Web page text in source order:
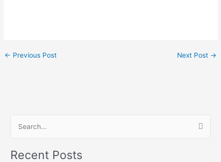
← Previous Post Next Post →
a
Recent Posts